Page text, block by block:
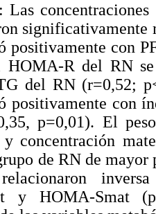
: Las
significativamente
positivamente con
HOMA-R del RN
del RN (r=0,52;
positivamente con
p=0,01). El
y concentración
de RN de
y HOMA-Smat